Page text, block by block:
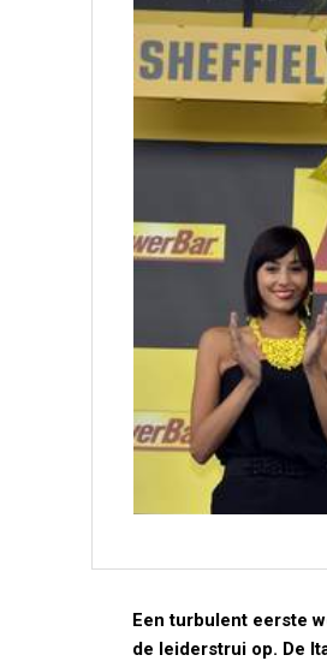
Een turbulent eerste
de leiderstrui op. De